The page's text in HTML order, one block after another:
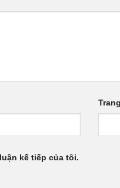
kế tiếp của tôi.